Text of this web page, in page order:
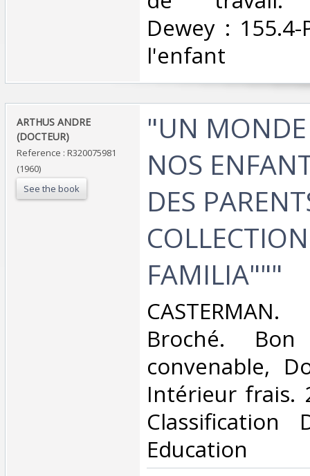
Dewey :
l'enfant‎
‎ARTHUS ANDRE
(DOCTEUR)‎
Reference : R320075981
(1960)
See the book
‎"UN
NOS
DES
FAMILIA"""‎
Broché.
convenable,
Intérieur frais.
Classification
Education‎